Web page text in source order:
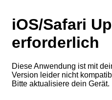
iOS/Safari
erforderlich
Diese Anwendung ist mit
Version leider nicht
Bitte aktualisiere dein Gerät.